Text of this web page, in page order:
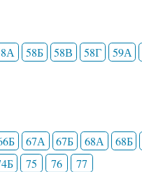
58Б 58В 58Г 59А
67А 67Б 68А 68Б
75 76 77